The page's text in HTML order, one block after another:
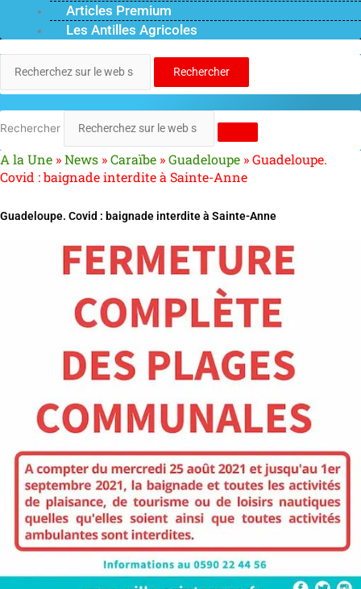
Articles Premium
Les Antilles Agricoles
Rechercher
Rechercher
A la Une »News »Caraïbe »Guadeloupe »Guadeloupe.
Covid : baignade interdite à Sainte-Anne
Guadeloupe. Covid : baignade interdite à Sainte-Anne